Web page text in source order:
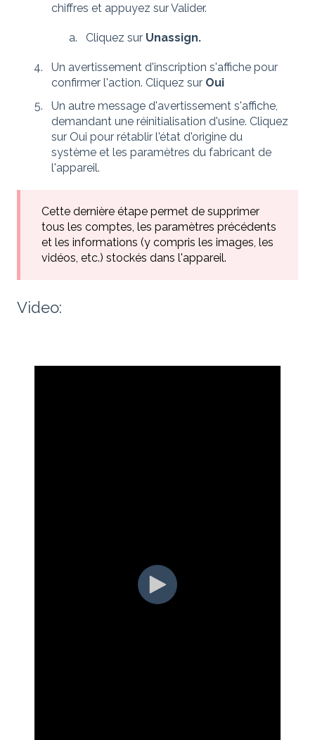
chiffres et appuyez sur Valider.
Cliquez sur Unassign.
Un avertissement d'inscription s'affiche pour
confirmer l'action. Cliquez sur Oui
Un autre message d'avertissement s'affiche,
demandant une réinitialisation d'usine. Cliquez
sur Oui pour rétablir l'état d'origine du
système et les paramètres du fabricant de
l'appareil.
Cette dernière étape permet de supprimer
tous les comptes, les paramètres précédents
et les informations (y compris les images, les
vidéos, etc.) stockés dans l'appareil.
Video: